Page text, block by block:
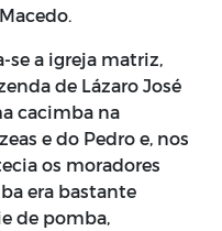
a igreja matriz,
de Lázaro José
cacimba na
e do Pedro e, nos
os moradores
era bastante
de pomba,